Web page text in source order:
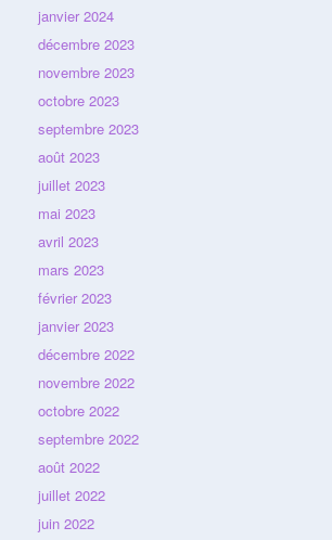
janvier 2024
décembre 2023
novembre 2023
octobre 2023
septembre 2023
août 2023
juillet 2023
mai 2023
avril 2023
mars 2023
février 2023
janvier 2023
décembre 2022
novembre 2022
octobre 2022
septembre 2022
août 2022
juillet 2022
juin 2022